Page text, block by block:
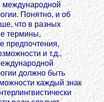
международной
Понятно, и об
что в разных
термины,
предпочтения,
и т.д.,
должно быть
каждый знак